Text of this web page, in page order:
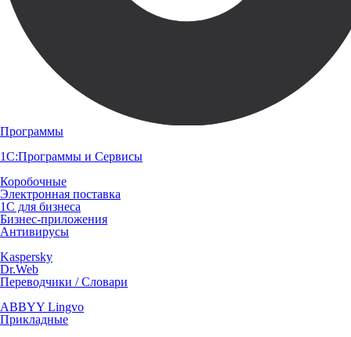
Программы
1С:Программы и Сервисы
Коробочные
Электронная поставка
1С для бизнеса
Бизнес-приложения
Антивирусы
Kaspersky
Dr.Web
Переводчики / Словари
ABBYY Lingvo
Прикладные